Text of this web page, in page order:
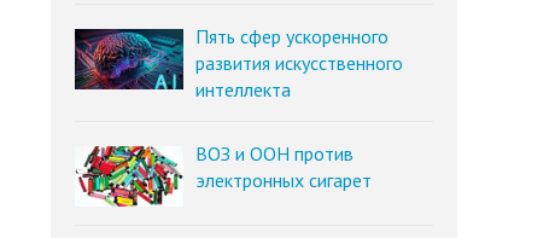
Пять сфер ускоренного
развития искусственного
интеллекта
ВОЗ и ООН против
электронных сигарет